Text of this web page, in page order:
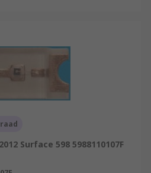
Surface 598 5988110107F